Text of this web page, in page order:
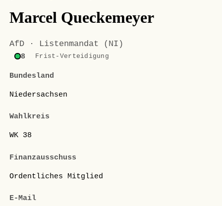
Marcel Queckemeyer
AfD · Listenmandat (NI)
8 Frist-Verteidigung
Bundesland
Niedersachsen
Wahlkreis
WK 38
Finanzausschuss
Ordentliches Mitglied
E-Mail